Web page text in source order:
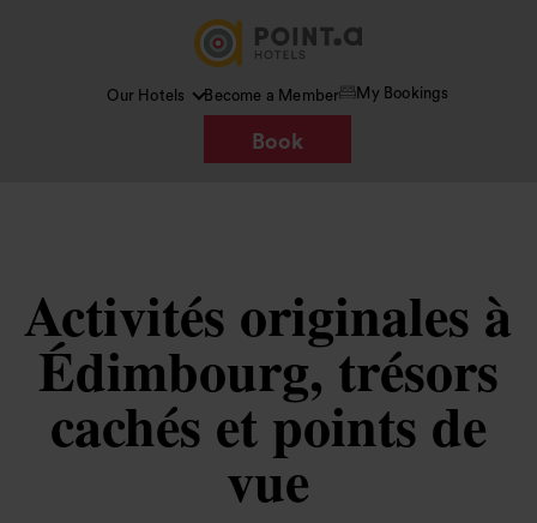
Our Hotels Become a Member My Bookings
Book
Activités originales à
Édimbourg, trésors
cachés et points de
vue